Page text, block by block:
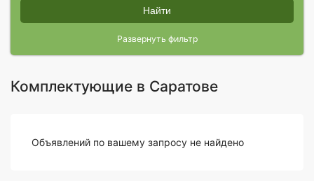
Найти
Развернуть фильтр
Комплектующие в Саратове
Объявлений по вашему запросу не найдено